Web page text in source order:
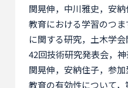
関晃伸，中川雅史，安納
教育における学習のつ
に関する研究，土木学
42回技術研究発表会，神
関晃伸，安納住子，参加
教育の有効性について，